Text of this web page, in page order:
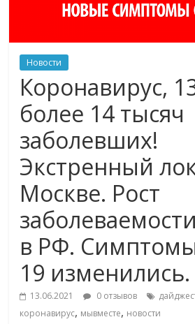
Новости
Коронавирус,
более 14 тысяч
заболевших!
Экстренный
Москве. Рост
в РФ. Симптомы
19 изменились.
13.06.2021 0 отзывов
коронавирус, мывместе, новости